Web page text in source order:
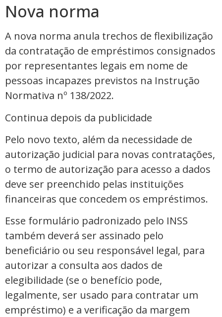
Nova norma
A nova norma anula trechos de flexibilização
da contratação de empréstimos consignados
por representantes legais em nome de
pessoas incapazes previstos na Instrução
Normativa nº 138/2022.
Continua depois da publicidade
Pelo novo texto, além da necessidade de
autorização judicial para novas contratações,
o termo de autorização para acesso a dados
deve ser preenchido pelas instituições
financeiras que concedem os empréstimos.
Esse formulário padronizado pelo INSS
também deverá ser assinado pelo
beneficiário ou seu responsável legal, para
autorizar a consulta aos dados de
elegibilidade (se o benefício pode,
legalmente, ser usado para contratar um
empréstimo) e a verificação da margem